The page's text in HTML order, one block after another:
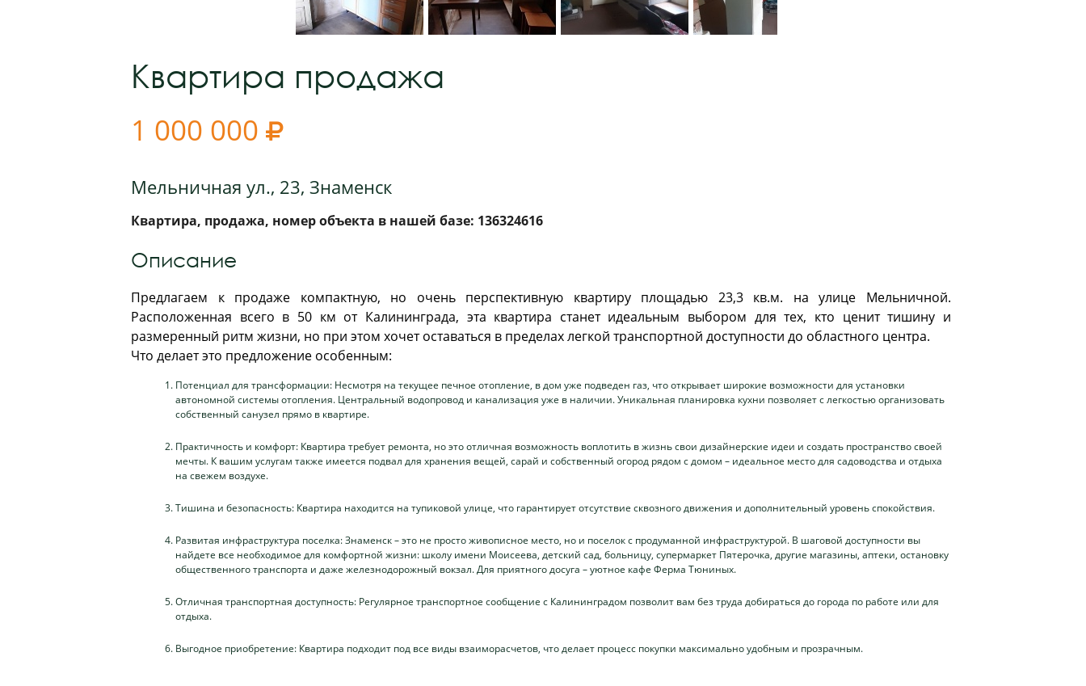
Квартира продажа
1 000 000 
Мельничная ул., 23, Знаменск
Квартира, продажа, номер объекта в нашей базе: 136324616
Описание
Предлагаем к продаже компактную, но очень перспективную квартиру площадью 23,3 кв.м. на улице Мельничной.
Расположенная всего в 50 км от Калининграда, эта квартира станет идеальным выбором для тех, кто ценит тишину и
размеренный ритм жизни, но при этом хочет оставаться в пределах легкой транспортной доступности до областного центра.
Что делает это предложение особенным:
Потенциал для трансформации: Несмотря на текущее печное отопление, в дом уже подведен газ, что открывает широкие возможности для установки
автономной системы отопления. Центральный водопровод и канализация уже в наличии. Уникальная планировка кухни позволяет с легкостью организовать
собственный санузел прямо в квартире.
Практичность и комфорт: Квартира требует ремонта, но это отличная возможность воплотить в жизнь свои дизайнерские идеи и создать пространство своей
мечты. К вашим услугам также имеется подвал для хранения вещей, сарай и собственный огород рядом с домом – идеальное место для садоводства и отдыха
на свежем воздухе.
Тишина и безопасность: Квартира находится на тупиковой улице, что гарантирует отсутствие сквозного движения и дополнительный уровень спокойствия.
Развитая инфраструктура поселка: Знаменск – это не просто живописное место, но и поселок с продуманной инфраструктурой. В шаговой доступности вы
найдете все необходимое для комфортной жизни: школу имени Моисеева, детский сад, больницу, супермаркет Пятерочка, другие магазины, аптеки, остановку
общественного транспорта и даже железнодорожный вокзал. Для приятного досуга – уютное кафе Ферма Тюниных.
Отличная транспортная доступность: Регулярное транспортное сообщение с Калининградом позволит вам без труда добираться до города по работе или для
отдыха.
Выгодное приобретение: Квартира подходит под все виды взаиморасчетов, что делает процесс покупки максимально удобным и прозрачным.